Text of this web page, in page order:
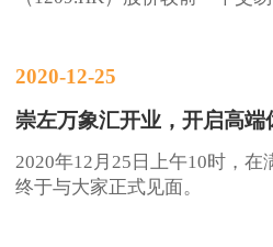
2020-12-25
2020年12月25日上午10时，
终于与大家正式见面。